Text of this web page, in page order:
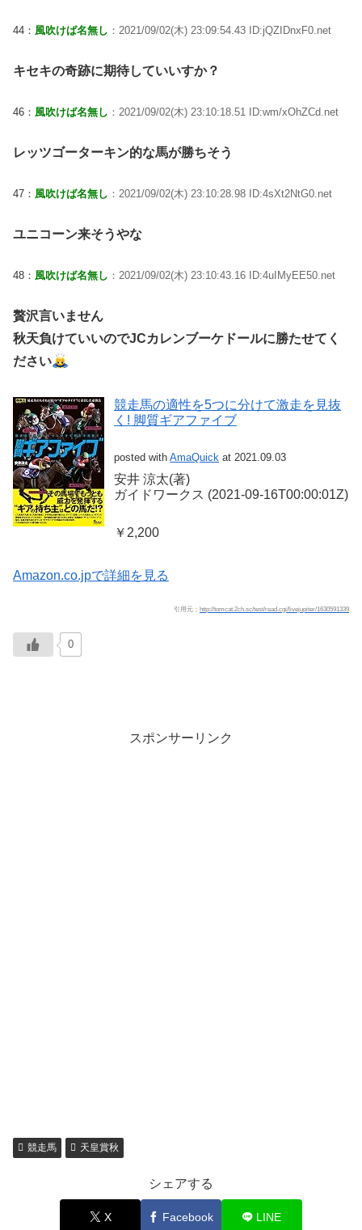
44： 風吹けば名無し ：2021/09/02(木) 23:09:54.43 ID:jQZIDnxF0.net
キセキの奇跡に期待していいすか？
46： 風吹けば名無し ：2021/09/02(木) 23:10:18.51 ID:wm/xOhZCd.net
レッツゴーターキン的な馬が勝ちそう
47： 風吹けば名無し ：2021/09/02(木) 23:10:28.98 ID:4sXt2NtG0.net
ユニコーン来そうやな
48： 風吹けば名無し ：2021/09/02(木) 23:10:43.16 ID:4uIMyEE50.net
贅沢言いません
秋天負けていいのでJCカレンブーケドールに勝たせてく
ださい
競走馬の適性を5つに分けて激走を見抜
く! 脚質ギアファイブ
posted with AmaQuick at 2021.09.03
安井 涼太(著)
ガイドワークス (2021-09-16T00:00:01Z)
￥2,200
Amazon.co.jpで詳細を見る
引用元： http://tomcat.2ch.sc/test/read.cgi/livejupiter/1630591339
0
スポンサーリンク
競走馬 天皇賞秋
シェアする
X Facebook LINE